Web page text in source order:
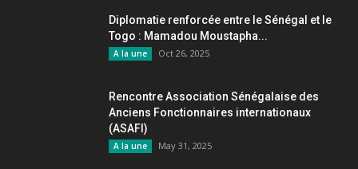
Diplomatie renforcée entre le Sénégal et le
Togo : Mamadou Moustapha...
A la une Oct 26, 2025
Rencontre Association Sénégalaise des
Anciens Fonctionnaires internationaux
(ASAFI)
A la une May 31, 2025